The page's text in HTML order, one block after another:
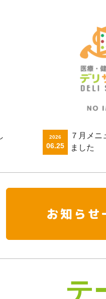
2026
06.25
７月メニ
ました
テ